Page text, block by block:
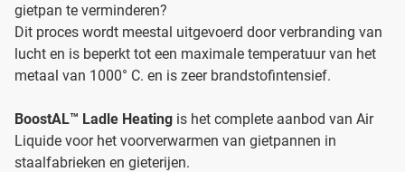
gietpan te verminderen?
Dit proces wordt meestal uitgevoerd door verbranding van
lucht en is beperkt tot een maximale temperatuur van het
metaal van 1000° C. en is zeer brandstofintensief.
BoostAL™ Ladle Heating is het complete aanbod van Air
Liquide voor het voorverwarmen van gietpannen in
staalfabrieken en gieterijen.